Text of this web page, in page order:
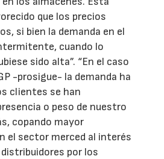
que los precios
si bien la demanda en el
cuando lo
sido alta”. “En el caso
-prosigue- la demanda ha
clientes se han
o peso de nuestro
copando mayor
el sector merced al interés
por los